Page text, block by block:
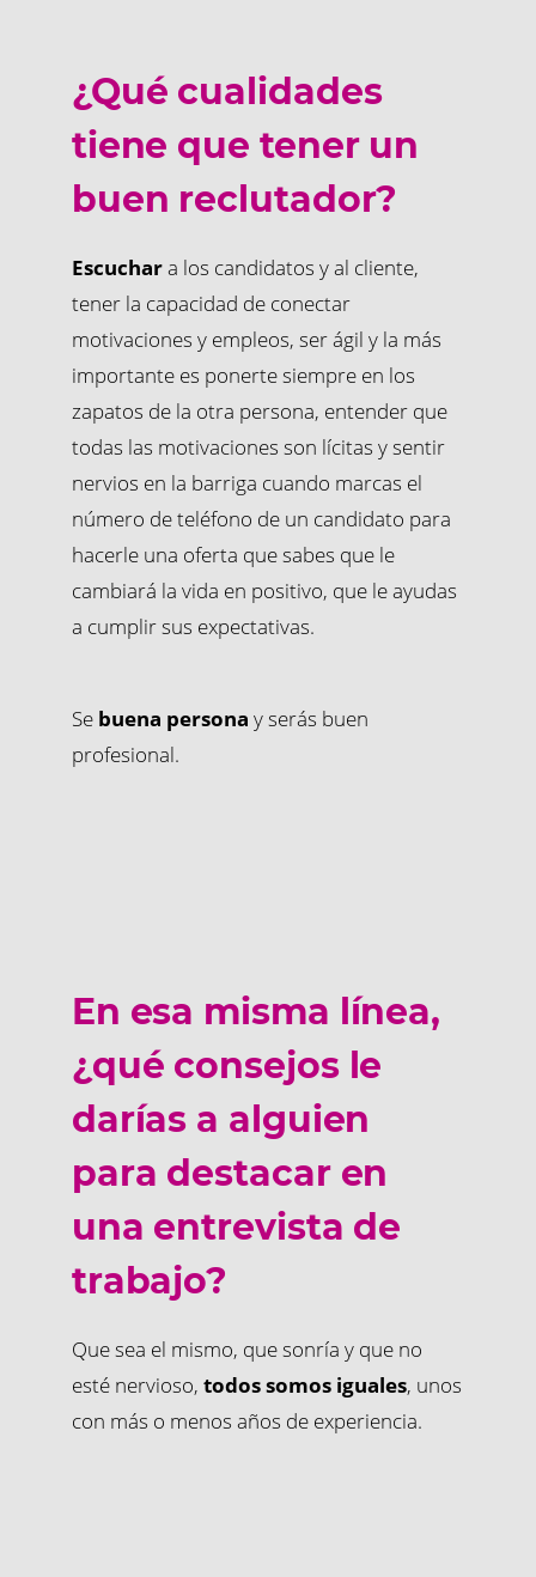
¿Qué cualidades
tiene que tener un
buen reclutador?
Escuchara los candidatos y al cliente,
tener la capacidad de conectar
motivaciones y empleos, ser ágil y la más
importante es ponerte siempre en los
zapatos de la otra persona, entender que
todas las motivaciones son lícitas y sentir
nervios en la barriga cuando marcas el
número de teléfono de un candidato para
hacerle una oferta que sabes que le
cambiará la vida en positivo, que le ayudas
a cumplir sus expectativas.
Se buena persona y serás buen
profesional.
En esa misma línea,
¿qué consejos le
darías a alguien
para destacar en
una entrevista de
trabajo?
Que sea el mismo, que sonría y que no
esté nervioso, todos somos iguales, unos
con más o menos años de experiencia.